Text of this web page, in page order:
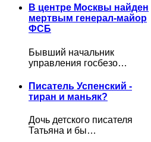
В центре Москвы найден
мертвым генерал-майор
ФСБ
Бывший начальник
управления госбезо…
Писатель Успенский -
тиран и маньяк?
Дочь детского писателя
Татьяна и бы…